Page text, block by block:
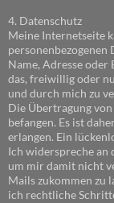
4. Datenschutz
Meine Internetseite
personenbezogenen
Name, Adresse
das, freiwillig oder
und durch mich zu
Die Übertragung
befangen. Es ist
erlangen. Ein
Ich widerspreche an
um mir damit nicht
Mails zukommen zu
ich rechtliche